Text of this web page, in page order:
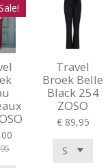
Travel
Broek Belle
Black 254
ZOSO
€ 89,95